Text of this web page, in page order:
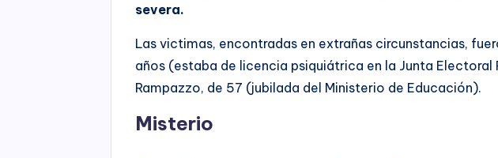
severa.
Las victimas, encontradas en extrañas circunstancias,
años (estaba de licencia psiquiátrica en la Junta Electoral
Rampazzo, de 57 (jubilada del Ministerio de Educación).
Misterio